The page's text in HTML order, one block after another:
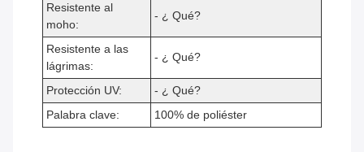
Resistente al
moho:
- ¿ Qué?
Resistente a las
lágrimas:
- ¿ Qué?
Protección UV:
- ¿ Qué?
Palabra clave:
100% de poliéster